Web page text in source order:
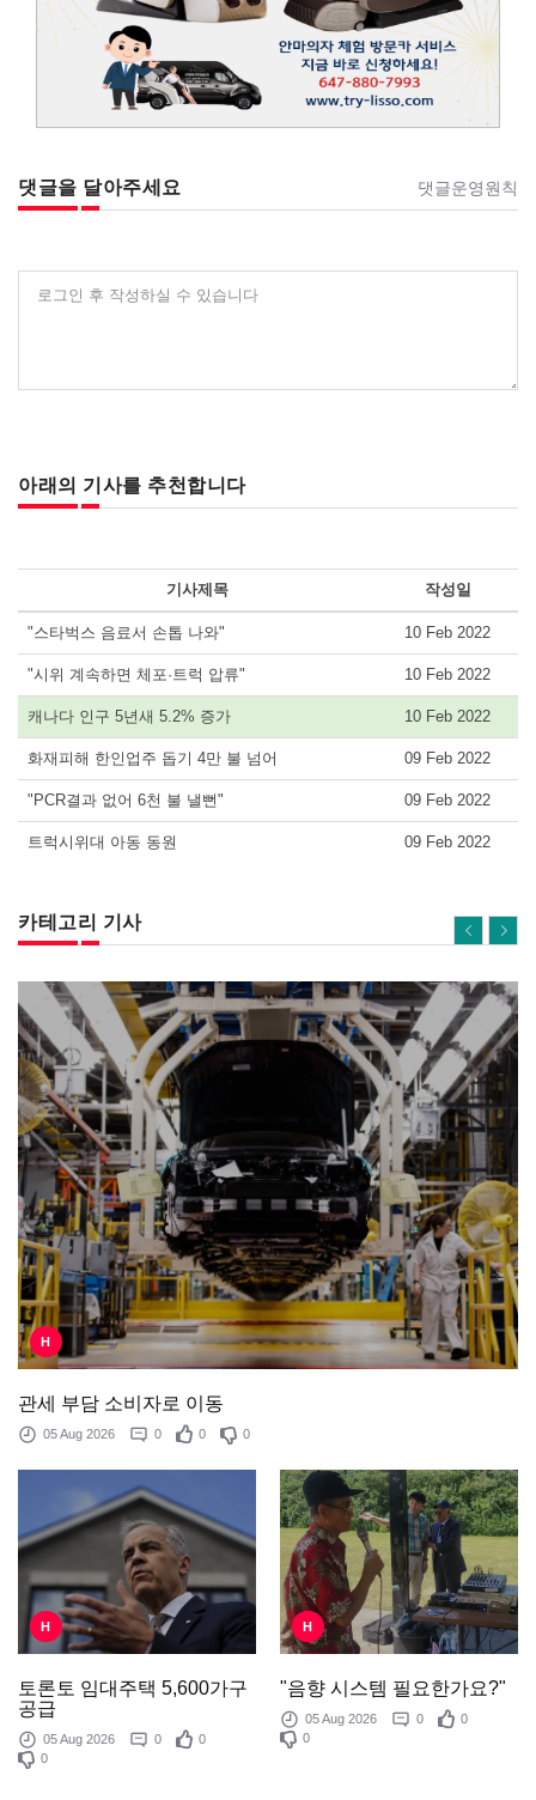
댓글을 달아주세요 댓글운영원칙
로그인 후 작성하실 수 있습니다
아래의 기사를 추천합니다
기사제목 작성일
"스타벅스 음료서 손톱 나와" 10 Feb 2022
"시위 계속하면 체포·트럭 압류" 10 Feb 2022
캐나다 인구 5년새 5.2% 증가 10 Feb 2022
화재피해 한인업주 돕기 4만 불 넘어 09 Feb 2022
"PCR결과 없어 6천 불 낼뻔" 09 Feb 2022
트럭시위대 아동 동원 09 Feb 2022
카테고리 기사
H
관세 부담 소비자로 이동
05 Aug 2026 0 0 0
H
토론토 임대주택 5,600가구
공급
05 Aug 2026 0
0
0
H
"음향 시스템 필요한가요?"
05 Aug 2026 0
0
0